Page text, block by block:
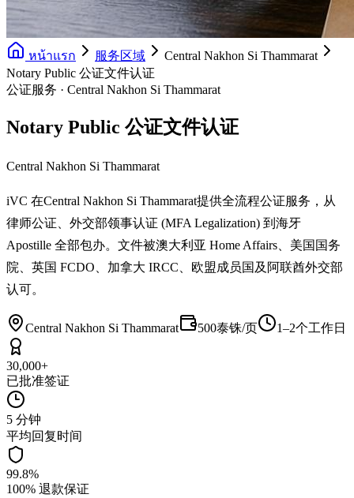
หน้าแรก 服务区域
Central Nakhon Si Thammarat
Notary Public 公证文件认证
公证服务 · Central Nakhon Si Thammarat
Notary Public 公证文件认证
Central Nakhon Si Thammarat
iVC 在Central Nakhon Si Thammarat提供全流程公证服务，从
律师公证、外交部领事认证 (MFA Legalization) 到海牙
Apostille 全部包办。文件被澳大利亚 Home Affairs、美国国务
院、英国 FCDO、加拿大 IRCC、欧盟成员国及阿联酋外交部
认可。
Central Nakhon Si Thammarat 500泰铢/页 1–2个工作日
30,000+
已批准签证
5 分钟
平均回复时间
99.8%
100% 退款保证